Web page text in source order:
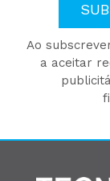
Ao
a aceitar